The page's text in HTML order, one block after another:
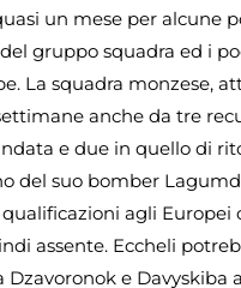
un mese per alcune
gruppo squadra ed i
La squadra monzese,
anche da tre
e due in quello di
del suo bomber
agli Europei
assente. Eccheli
Dzavoronok e Davyskiba